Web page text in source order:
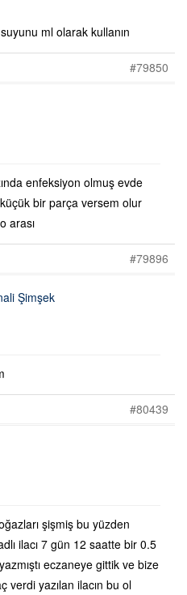
ml olarak kullanın
#79850
enfeksiyon olmuş evde
bir parça versem olur
arası
#79896
Şimşek
#80439
şişmiş bu yüzden
ilacı 7 gün 12 saatte bir 0.5
eczaneye gittik ve bize
verdi yazılan ilacın bu ol